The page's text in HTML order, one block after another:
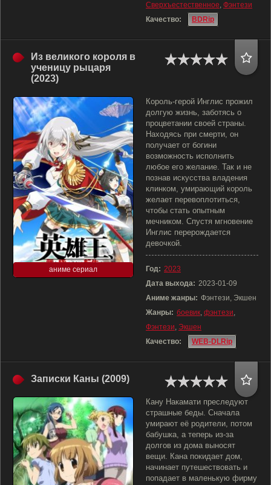
Сверхъестественное, Фэнтези
Качество:
BDRip
Из великого короля в
ученицу рыцаря
(2023)
аниме сериал
Король-герой Инглис прожил
долгую жизнь, заботясь о
процветании своей страны.
Находясь при смерти, он
получает от богини
возможность исполнить
любое его желание. Так и не
познав искусства владения
клинком, умирающий король
желает перевоплотиться,
чтобы стать опытным
мечником. Спустя мгновение
Инглис перерождается
девочкой.
Год: 2023
Дата выхода: 2023-01-09
Аниме жанры: Фэнтези, Экшен
Жанры: боевик, фэнтези,
Фэнтези, Экшен
Качество:
WEB-DLRip
Записки Каны (2009)
Кану Накамати преследуют
страшные беды. Сначала
умирают её родители, потом
бабушка, а теперь из-за
долгов из дома выносят
вещи. Кана покидает дом,
начинает путешествовать и
попадает в маленькую фирму